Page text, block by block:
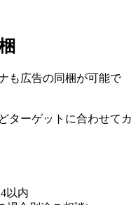
も広告の同梱が可能で
ターゲットに合わせてカ
以内